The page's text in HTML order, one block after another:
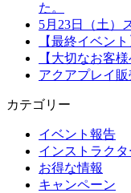
た。
5月23日（土）
【最終イベン
【大切なお客
アクアプレイ販
カテゴリー
イベント報告
インストラク
お得な情報
キャンペーン